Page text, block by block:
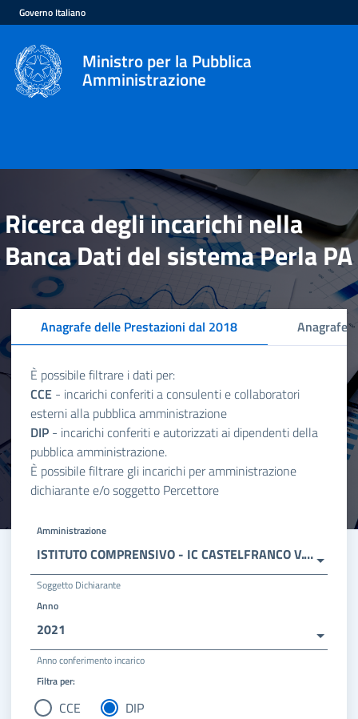
Governo Italiano
Ministro per la Pubblica
Amministrazione
Ricerca degli incarichi nella
Banca Dati del sistema Perla PA
Anagrafe delle Prestazioni dal 2018 Anagrafe
È possibile filtrare i dati per:
CCE - incarichi conferiti a consulenti e collaboratori
esterni alla pubblica amministrazione
DIP - incarichi conferiti e autorizzati ai dipendenti della
pubblica amministrazione.
È possibile filtrare gli incarichi per amministrazione
dichiarante e/o soggetto Percettore
Amministrazione
ISTITUTO COMPRENSIVO - IC CASTELFRANCO V.TO 2
Soggetto Dichiarante
Anno
2021
Anno conferimento incarico
Filtra per:
CCE DIP